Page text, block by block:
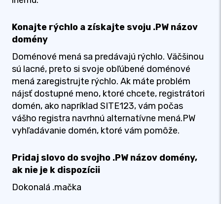
Konajte rýchlo a získajte svoju .PW názov
domény
Doménové mená sa predávajú rýchlo. Väčšinou
sú lacné, preto si svoje obľúbené doménové
mená zaregistrujte rýchlo. Ak máte problém
nájsť dostupné meno, ktoré chcete, registrátori
domén, ako napríklad SITE123, vám počas
vášho registra navrhnú alternatívne mená.PW
vyhľadávanie domén, ktoré vám pomôže.
Pridaj slovo do svojho .PW názov domény,
ak nie je k dispozícii
Dokonalá .mačka